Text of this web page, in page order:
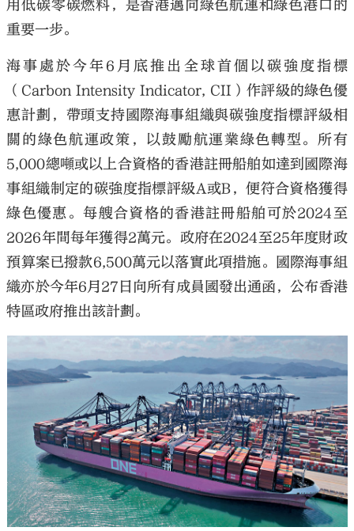
用低碳零碳燃料，是香港邁向綠色航運和綠色港口的
重要一步。
海事處於今年6月底推出全球首個以碳強度指標
（Carbon Intensity Indicator, CII）作評級的綠色優
惠計劃，帶頭支持國際海事組織與碳強度指標評級相
關的綠色航運政策，以鼓勵航運業綠色轉型。所有
5,000總噸或以上合資格的香港註冊船舶如達到國際海
事組織制定的碳強度指標評級A或B，便符合資格獲得
綠色優惠。每艘合資格的香港註冊船舶可於2024至
2026年間每年獲得2萬元。政府在2024至25年度財政
預算案已撥款6,500萬元以落實此項措施。國際海事組
織亦於今年6月27日向所有成員國發出通函，公布香港
特區政府推出該計劃。